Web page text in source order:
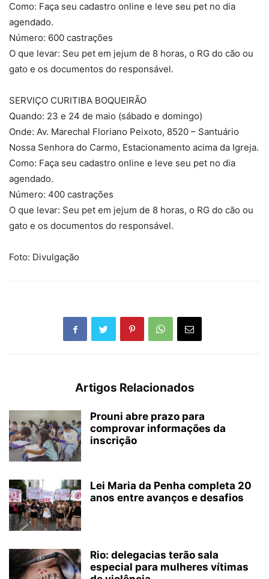
Como: Faça seu cadastro online e leve seu pet no dia
agendado.
Número: 600 castrações
O que levar: Seu pet em jejum de 8 horas, o RG do cão ou
gato e os documentos do responsável.
SERVIÇO CURITIBA BOQUEIRÃO
Quando: 23 e 24 de maio (sábado e domingo)
Onde: Av. Marechal Floriano Peixoto, 8520 – Santuário
Nossa Senhora do Carmo, Estacionamento acima da Igreja.
Como: Faça seu cadastro online e leve seu pet no dia
agendado.
Número: 400 castrações
O que levar: Seu pet em jejum de 8 horas, o RG do cão ou
gato e os documentos do responsável.
Foto: Divulgação
Artigos Relacionados
Prouni abre prazo para
comprovar informações da
inscrição
Lei Maria da Penha completa 20
anos entre avanços e desafios
Rio: delegacias terão sala
especial para mulheres vítimas